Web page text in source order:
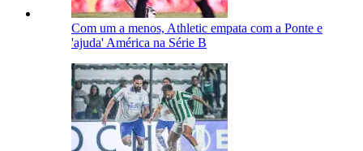
Com um a menos, Athletic empata com a Ponte e
'ajuda' América na Série B